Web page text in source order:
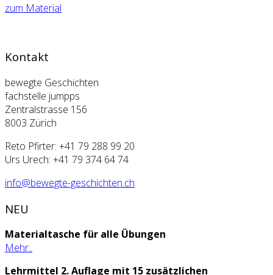
zum Material
Kontakt
bewegte Geschichten
fachstelle jumpps
Zentralstrasse 156
8003 Zürich
Reto Pfirter: +41 79 288 99 20
Urs Urech: +41 79 374 64 74
info@bewegte-geschichten.ch
NEU
Materialtasche für alle Übungen
Mehr..
Lehrmittel 2. Auflage mit 15 zusätzlichen